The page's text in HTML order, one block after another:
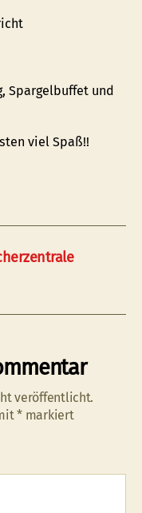
Spargelbuffet und
viel Spaß!!
veröffentlicht.
* markiert